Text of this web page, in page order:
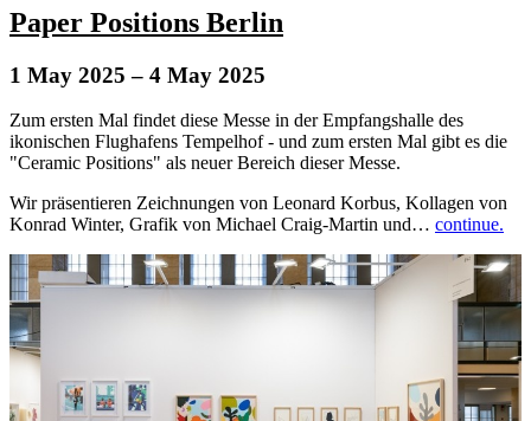
Paper Positions Berlin
1 May 2025 – 4 May 2025
Zum ersten Mal findet diese Messe in der Empfangshalle des
ikonischen Flughafens Tempelhof - und zum ersten Mal gibt es die
"Ceramic Positions" als neuer Bereich dieser Messe.
Wir präsentieren Zeichnungen von Leonard Korbus, Kollagen von
Konrad Winter, Grafik von Michael Craig-Martin und… continue.